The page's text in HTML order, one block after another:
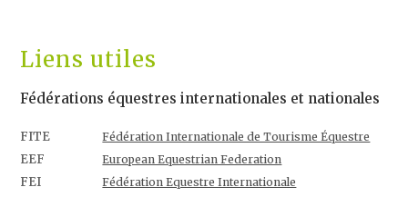
Liens utiles
Fédérations équestres internationales et nationales
FITE Fédération Internationale de Tourisme Équestre
EEF European Equestrian Federation
FEI Fédération Equestre Internationale